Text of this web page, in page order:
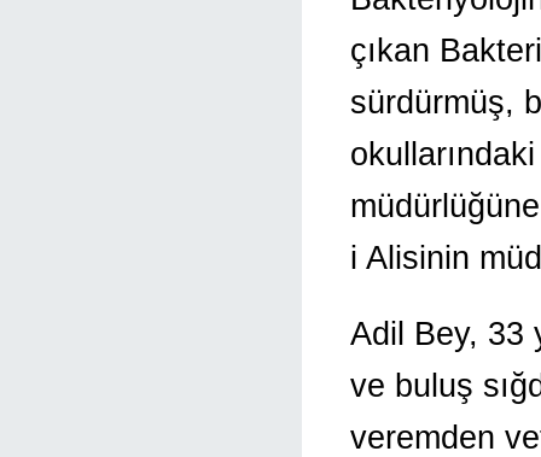
çıkan
sürdürmüş,
i Alisinin
Adil Bey, 33
ve buluş
veremden